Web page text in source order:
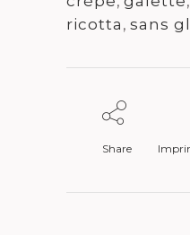
ricotta , sans
Share